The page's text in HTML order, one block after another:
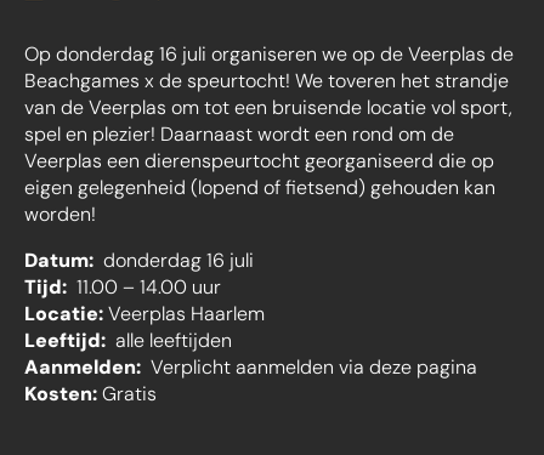
Op donderdag 16 juli organiseren we op de Veerplas de
Beachgames x de speurtocht! We toveren het strandje
van de Veerplas om tot een bruisende locatie vol sport,
spel en plezier! Daarnaast wordt een rond om de
Veerplas een dierenspeurtocht georganiseerd die op
eigen gelegenheid (lopend of fietsend) gehouden kan
worden!
Datum: donderdag 16 juli
Tijd: 11.00 – 14.00 uur
Locatie:Veerplas Haarlem
Leeftijd: alle leeftijden
Aanmelden: Verplicht aanmelden via deze pagina
Kosten:Gratis